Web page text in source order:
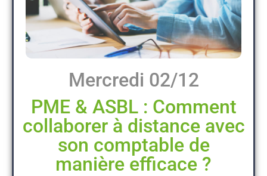
Mercredi 02/12
PME & ASBL : Comment
collaborer à distance avec
son comptable de
manière efficace ?